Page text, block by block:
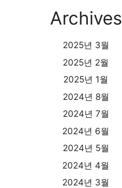
Archives
2025년 3월
2025년 2월
2025년 1월
2024년 8월
2024년 7월
2024년 6월
2024년 5월
2024년 4월
2024년 3월